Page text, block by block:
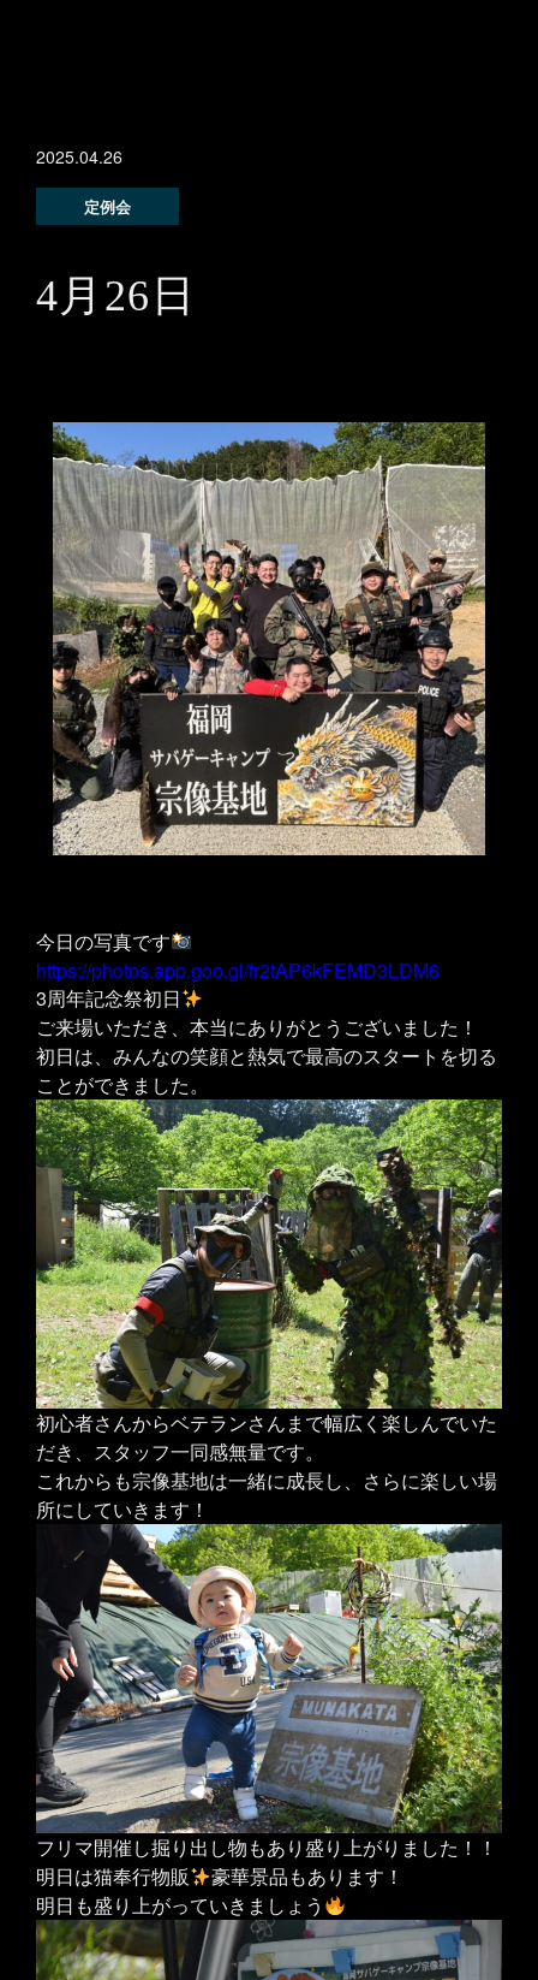
2025.04.26
定例会
4月26日
今日の写真です
https://photos.app.goo.gl/fr2tAP6kFEMD3LDM6
3周年記念祭初日
ご来場いただき、本当にありがとうございました！
初日は、みんなの笑顔と熱気で最高のスタートを切る
ことができました。
初心者さんからベテランさんまで幅広く楽しんでいた
だき、スタッフ一同感無量です。
これからも宗像基地は一緒に成長し、さらに楽しい場
所にしていきます！
フリマ開催し掘り出し物もあり盛り上がりました！！
明日は猫奉行物販
豪華景品もあります！
明日も盛り上がっていきましょう